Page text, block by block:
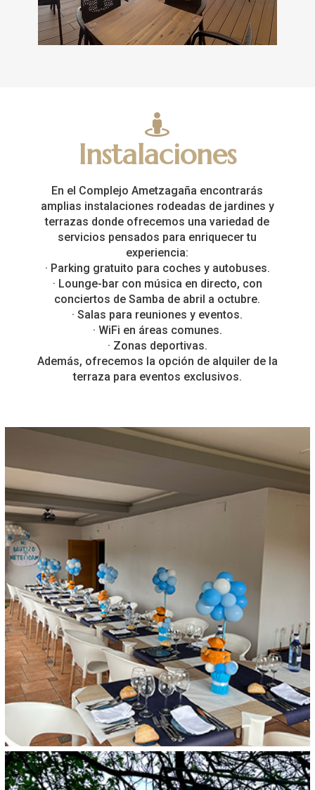

Instalaciones
En el Complejo Ametzagaña encontrarás
amplias instalaciones rodeadas de jardines y
terrazas donde ofrecemos una variedad de
servicios pensados para enriquecer tu
experiencia:
· Parking gratuito para coches y autobuses.
· Lounge-bar con música en directo, con
conciertos de Samba de abril a octubre.
· Salas para reuniones y eventos.
· WiFi en áreas comunes.
· Zonas deportivas.
Además, ofrecemos la opción de alquiler de la
terraza para eventos exclusivos.